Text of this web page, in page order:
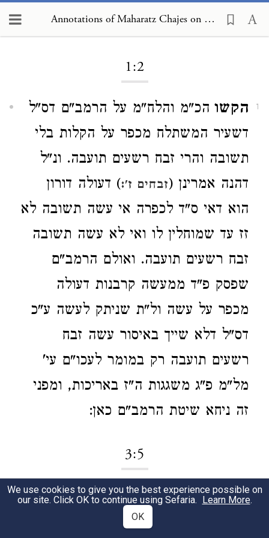
Annotations of Maharatz Chajes on Mishneh Torah, Repentance 1:2
1:2
1 הקשו הכ"מ והלח"מ על הרמב"ם דס"ל
דשעיר המשתלח מכפר על הקלות בלי
תשובה והרי זבח רשעים תועבה. ונ"ל
דהנה אמרינן (זבחים ז':) דעולה דורון
הוא דאי ס"ד לכפרה אי עשה תשובה לא
זז עד שמוחלין לו ואי לא עשה תשובה
זבח רשעים תועבה. ואולם הרמב"ם
שפסק פ"ד ממעשה קרבנות דעולה
מכפר על עשה ול"ת שניתק לעשה ע"כ
דס"ל דלא שייך באיסור עשה זבח
רשעים תועבה רק במומר לעכו"ם עי'
מל"מ פ"ג משגגות ה"ז באריכות, ומפני
זה ניחא שיטת הרמב"ם כאן:
3:5
1 הכ"מכתב צ"ע מהיכא מייתי לה. ונעלם
הירושלמי פ"ק דפאה
We use cookies to give you the best experience possible on
our site. Click OK to continue using Sefaria. Learn More.
OK